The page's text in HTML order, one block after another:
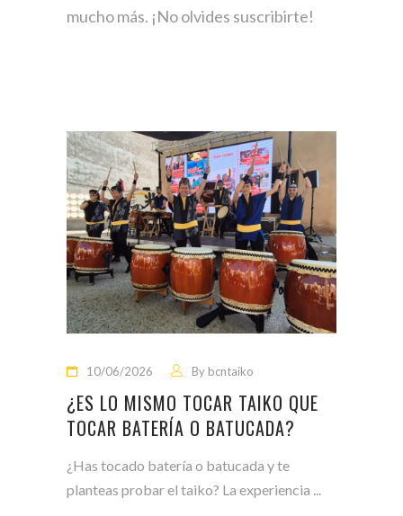
mucho más. ¡No olvides suscribirte!
10/06/2026 By bcntaiko
¿ES LO MISMO TOCAR TAIKO QUE
TOCAR BATERÍA O BATUCADA?
¿Has tocado batería o batucada y te
planteas probar el taiko? La experiencia